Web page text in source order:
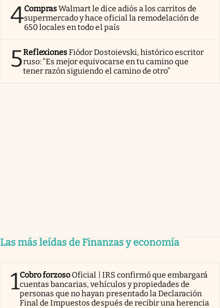
4ComprasWalmart le dice adiós a los carritos de
supermercado y hace oficial la remodelación de
650 locales en todo el país
5ReflexionesFiódor Dostoievski, histórico escritor
ruso: “Es mejor equivocarse en tu camino que
tener razón siguiendo el camino de otro”
Las más leídas de Finanzas y economía
1Cobro forzoso Oficial | IRS confirmó que embargará
cuentas bancarias, vehículos y propiedades de
personas que no hayan presentado la Declaración
Final de Impuestos después de recibir una herencia